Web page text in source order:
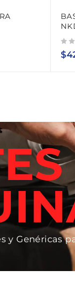
$
y Genéricas